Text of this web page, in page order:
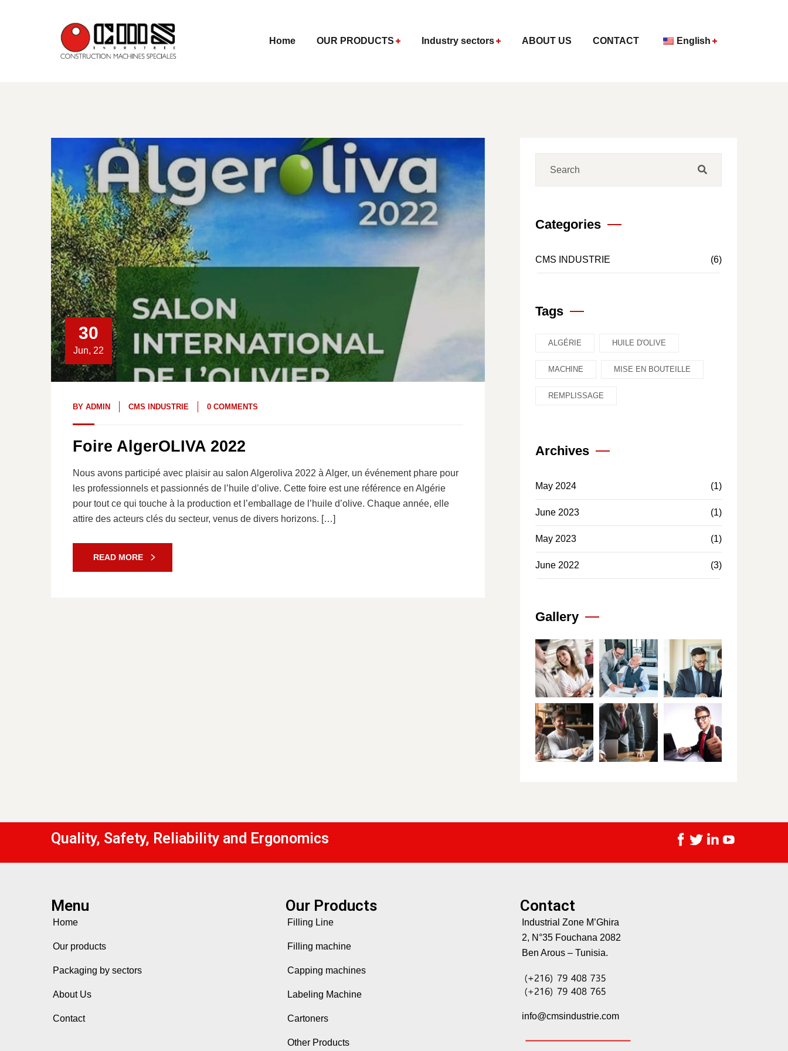
Home OUR PRODUCTS Industry sectors ABOUT US CONTACT English
30
Jun, 22
BY ADMIN CMS INDUSTRIE 0 COMMENTS
Foire AlgerOLIVA 2022
Nous avons participé avec plaisir au salon Algeroliva 2022 à Alger, un événement phare pour
les professionnels et passionnés de l’huile d’olive. Cette foire est une référence en Algérie
pour tout ce qui touche à la production et l’emballage de l’huile d’olive. Chaque année, elle
attire des acteurs clés du secteur, venus de divers horizons. […]
READ MORE
Categories
CMS INDUSTRIE (6)
Tags
ALGÉRIE HUILE D'OLIVE
MACHINE MISE EN BOUTEILLE
REMPLISSAGE
Archives
May 2024 (1)
June 2023 (1)
May 2023 (1)
June 2022 (3)
Gallery
Quality, Safety, Reliability and Ergonomics
Menu
Home
Our products
Packaging by sectors
About Us
Contact
Our Products
Filling Line
Filling machine
Capping machines
Labeling Machine
Cartoners
Other Products
Contact
Industrial Zone M’Ghira
2, N°35 Fouchana 2082
Ben Arous – Tunisia.
info@cmsindustrie.com